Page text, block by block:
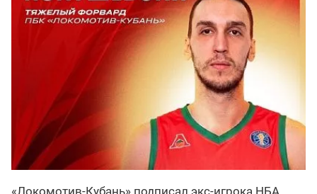
«Локомотив-Кубань» подписал экс-игрока НБА